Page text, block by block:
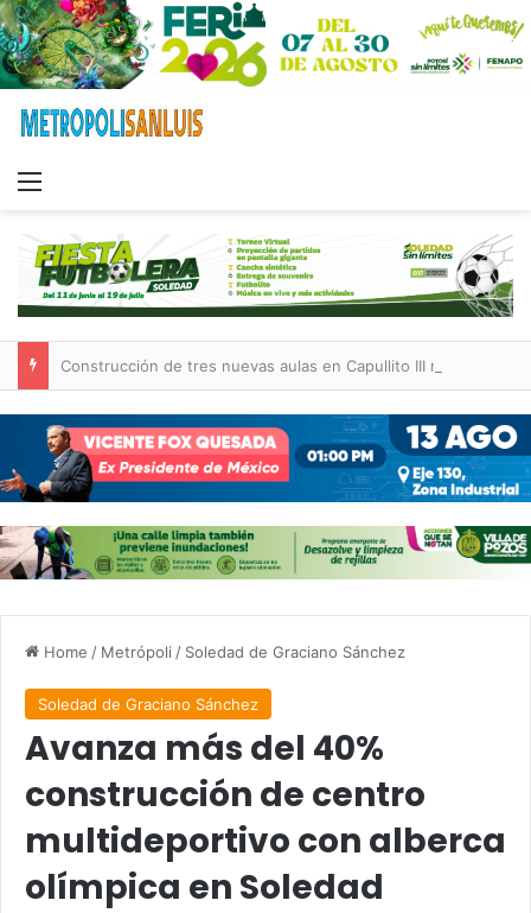
Home / Metrópoli / Soledad de Graciano Sánchez
Soledad de Graciano Sánchez
Avanza más del 40%
construcción de centro
multideportivo con alberca
olímpica en Soledad